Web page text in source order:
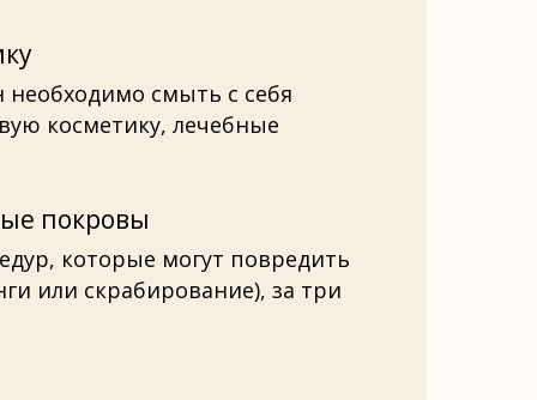
которые могут повредить
или скрабирование), за три
покровы
необходимо смыть с себя
косметику, лечебные